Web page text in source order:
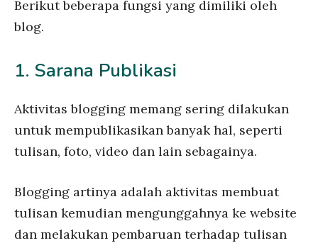
Berikut beberapa fungsi yang dimiliki oleh
blog.
1. Sarana Publikasi
Aktivitas blogging memang sering dilakukan
untuk mempublikasikan banyak hal, seperti
tulisan, foto, video dan lain sebagainya.
Blogging artinya adalah aktivitas membuat
tulisan kemudian mengunggahnya ke website
dan melakukan pembaruan terhadap tulisan